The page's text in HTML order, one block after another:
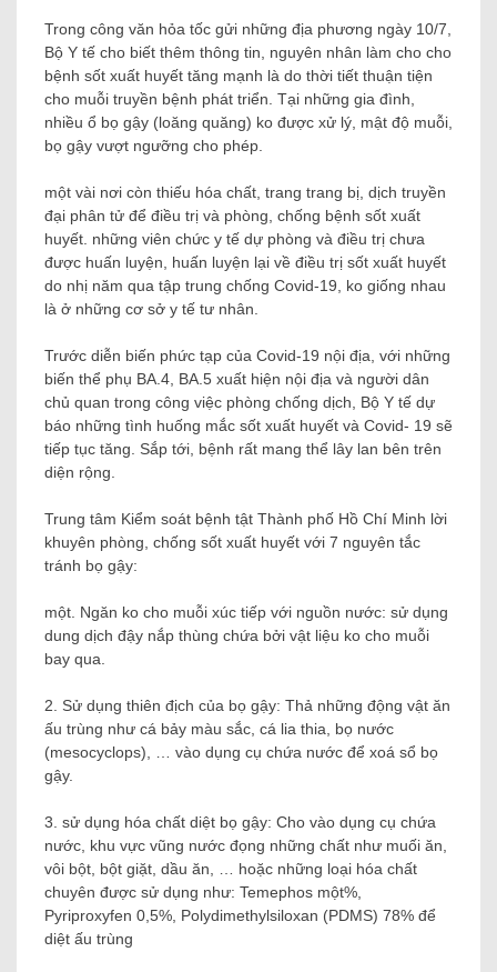
Trong công văn hỏa tốc gửi những địa phương ngày 10/7,
Bộ Y tế cho biết thêm thông tin, nguyên nhân làm cho cho
bệnh sốt xuất huyết tăng mạnh là do thời tiết thuận tiện
cho muỗi truyền bệnh phát triển. Tại những gia đình,
nhiều ổ bọ gậy (loăng quăng) ko được xử lý, mật độ muỗi,
bọ gậy vượt ngưỡng cho phép.
một vài nơi còn thiếu hóa chất, trang trang bị, dịch truyền
đại phân tử để điều trị và phòng, chống bệnh sốt xuất
huyết. những viên chức y tế dự phòng và điều trị chưa
được huấn luyện, huấn luyện lại về điều trị sốt xuất huyết
do nhị năm qua tập trung chống Covid-19, ko giống nhau
là ở những cơ sở y tế tư nhân.
Trước diễn biến phức tạp của Covid-19 nội địa, với những
biến thể phụ BA.4, BA.5 xuất hiện nội địa và người dân
chủ quan trong công việc phòng chống dịch, Bộ Y tế dự
báo những tình huống mắc sốt xuất huyết và Covid- 19 sẽ
tiếp tục tăng. Sắp tới, bệnh rất mang thể lây lan bên trên
diện rộng.
Trung tâm Kiểm soát bệnh tật Thành phố Hồ Chí Minh lời
khuyên phòng, chống sốt xuất huyết với 7 nguyên tắc
tránh bọ gậy:
một. Ngăn ko cho muỗi xúc tiếp với nguồn nước: sử dụng
dung dịch đậy nắp thùng chứa bởi vật liệu ko cho muỗi
bay qua.
2. Sử dụng thiên địch của bọ gậy: Thả những động vật ăn
ấu trùng như cá bảy màu sắc, cá lia thia, bọ nước
(mesocyclops), … vào dụng cụ chứa nước để xoá sổ bọ
gậy.
3. sử dụng hóa chất diệt bọ gậy: Cho vào dụng cụ chứa
nước, khu vực vũng nước đọng những chất như muối ăn,
vôi bột, bột giặt, dầu ăn, … hoặc những loại hóa chất
chuyên được sử dụng như: Temephos một%,
Pyriproxyfen 0,5%, Polydimethylsiloxan (PDMS) 78% để
diệt ấu trùng